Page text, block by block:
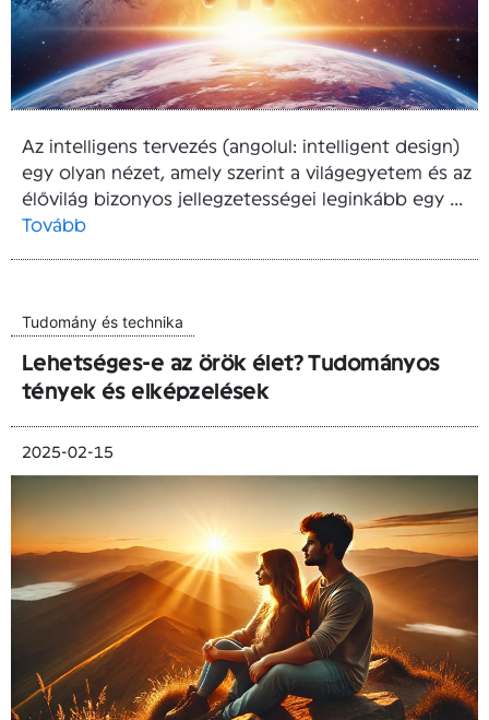
Az intelligens tervezés (angolul: intelligent design)
egy olyan nézet, amely szerint a világegyetem és az
élővilág bizonyos jellegzetességei leginkább egy ...
Tovább
Tudomány és technika
Lehetséges-e az örök élet? Tudományos
tények és elképzelések
2025-02-15